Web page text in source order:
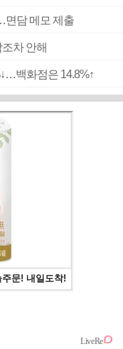
면담 메모 제출
차 안해
백화점은 14.8%↑